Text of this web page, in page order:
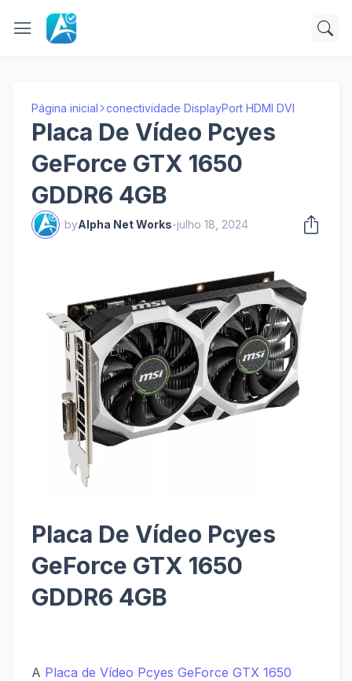
Página inicial conectividade DisplayPort HDMI DVI
Placa De Vídeo Pcyes
GeForce GTX 1650
GDDR6 4GB
byAlpha Net Works-julho 18, 2024
Placa De Vídeo Pcyes
GeForce GTX 1650
GDDR6 4GB
A Placa de Vídeo Pcyes GeForce GTX 1650